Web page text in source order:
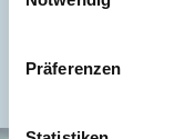
Präferenzen
Heizung